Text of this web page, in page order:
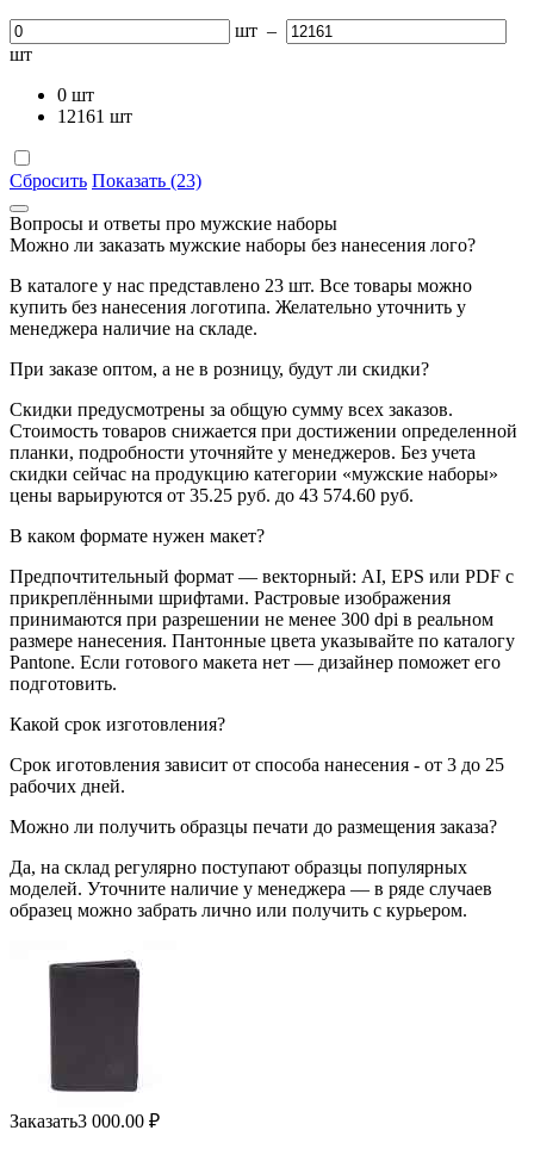
шт –
шт
0 шт
12161 шт
Сбросить Показать (23)
Вопросы и ответы про мужские наборы
Можно ли заказать мужские наборы без нанесения лого?
В каталоге у нас представлено 23 шт. Все товары можно
купить без нанесения логотипа. Желательно уточнить у
менеджера наличие на складе.
При заказе оптом, а не в розницу, будут ли скидки?
Скидки предусмотрены за общую сумму всех заказов.
Стоимость товаров снижается при достижении определенной
планки, подробности уточняйте у менеджеров. Без учета
скидки сейчас на продукцию категории «мужские наборы»
цены варьируются от 35.25 руб. до 43 574.60 руб.
В каком формате нужен макет?
Предпочтительный формат — векторный: AI, EPS или PDF с
прикреплёнными шрифтами. Растровые изображения
принимаются при разрешении не менее 300 dpi в реальном
размере нанесения. Пантонные цвета указывайте по каталогу
Pantone. Если готового макета нет — дизайнер поможет его
подготовить.
Какой срок изготовления?
Срок иготовления зависит от способа нанесения - от 3 до 25
рабочих дней.
Можно ли получить образцы печати до размещения заказа?
Да, на склад регулярно поступают образцы популярных
моделей. Уточните наличие у менеджера — в ряде случаев
образец можно забрать лично или получить с курьером.
Заказать3 000.00 ₽